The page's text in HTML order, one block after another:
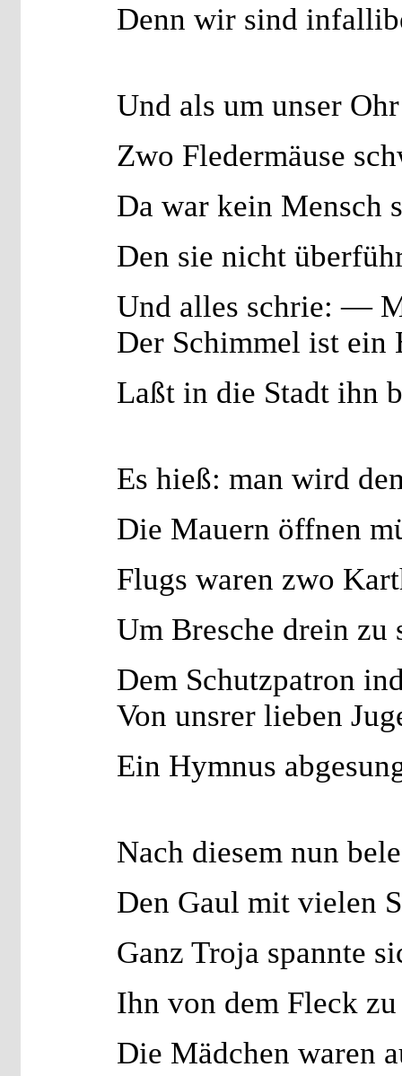
Denn wir sind
Und als um unser
Zwo Fledermäuse
Da war kein Mensch
Den sie nicht
Und alles schrie: —
Der Schimmel ist ein
Laßt in die Stadt ihn
Es hieß: man wird
Die Mauern öffnen
Flugs waren zwo
Um Bresche drein zu
Dem Schutzpatron
Von unsrer lieben
Ein Hymnus
Nach diesem nun
Den Gaul mit vielen
Ganz Troja spannte
Ihn von dem Fleck
Die Mädchen waren